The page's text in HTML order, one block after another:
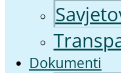
Dokumenti